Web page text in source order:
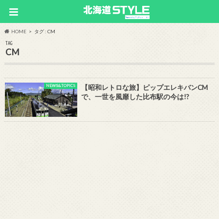
HOME タグ : CM
TAG
CM
NEWS&TOPICS
【昭和レトロな旅】ピップエレキバンCM
で、一世を風靡した比布駅の今は!?